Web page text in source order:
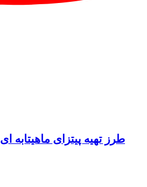
طرز تهیه پیتزای ماهیتابه ای 2 نفره ساده با سوسیس